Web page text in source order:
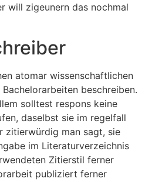
will zigeunern das nochmal
atomar wissenschaftlichen
beschreiben.
solltest respons keine
daselbst sie im regelfall
zitierwürdig man sagt, sie
im Literaturverzeichnis
Zitierstil ferner
publiziert ferner